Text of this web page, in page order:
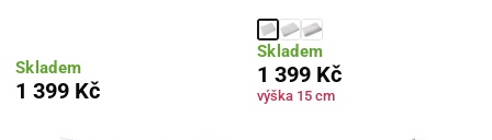
Skladem
1 399 Kč
Skladem
1 399 Kč
výška 15 cm